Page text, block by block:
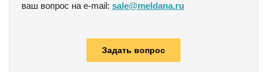
ваш вопрос на e-mail: sale@meldana.ru
Задать вопрос